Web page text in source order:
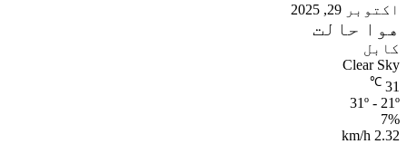
اکتوبر 29, 2025
هوا حالت
کابل
Clear Sky
31
℃
31º - 21º
7%
2.32 km/h